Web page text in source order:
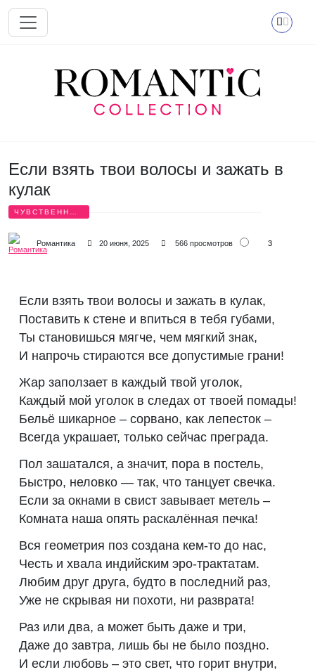
Перейти к основному содержанию
Если взять твои волосы и зажать в
кулак
ЧУВСТВЕННЫЕ
Романтика 20 июня, 2025 566 просмотров 3
Если взять твои волосы и зажать в кулак,
Поставить к стене и впиться в тебя губами,
Ты становишься мягче, чем мягкий знак,
И напрочь стираются все допустимые грани!
Жар заползает в каждый твой уголок,
Каждый мой уголок в следах от твоей помады!
Бельё шикарное – сорвано, как лепесток –
Всегда украшает, только сейчас преграда.
Пол зашатался, а значит, пора в постель,
Быстро, неловко — так, что танцует свечка.
Если за окнами в свист завывает метель –
Комната наша опять раскалённая печка!
Вся геометрия поз создана кем-то до нас,
Честь и хвала индийским эро-трактатам.
Любим друг друга, будто в последний раз,
Уже не скрывая ни похоти, ни разврата!
Раз или два, а может быть даже и три,
Даже до завтра, лишь бы не было поздно.
И если любовь – это свет, что горит внутри,